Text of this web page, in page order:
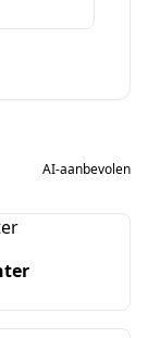
AI-aanbevolen